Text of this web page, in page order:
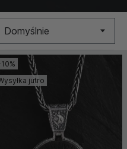
Domyślnie
Nowość
Cena (Niska >
Wysoka)
Cena (Wysoka >
jutro